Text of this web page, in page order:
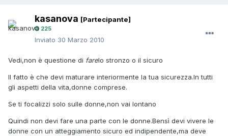
kasanova [Partecipante]
225
Inviato 30 Marzo 2010
Vedi,non è questione di farelo stronzo o il sicuro
Il fatto è che devi maturare interiormente la tua sicurezza.In tutti
gli aspetti della vita,donne comprese.
Se ti focalizzi solo sulle donne,non vai lontano
Quindi non devi fare una parte con le donne.Bensì devi vivere le
donne con un atteggiamento sicuro ed indipendente,ma deve